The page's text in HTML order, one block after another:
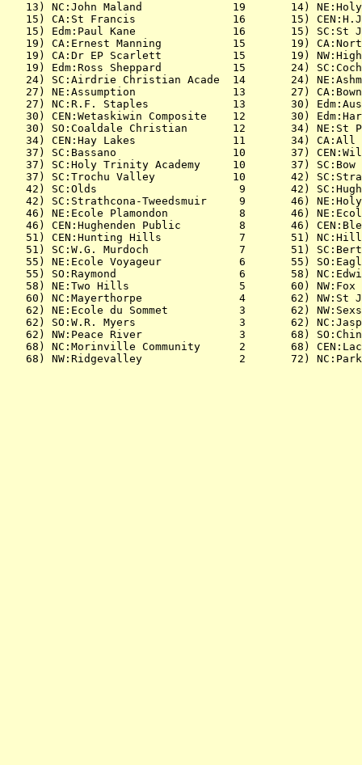
13) NC:John Maland              19       14)
15) CA:St Francis               16       15)
15) Edm:Paul Kane               16       15)
19) CA:Ernest Manning           15       19)
19) CA:Dr EP Scarlett           15       19)
19) Edm:Ross Sheppard           15       24)
24) SC:Airdrie Christian Acade  14       24)
27) NE:Assumption               13       27)
27) NC:R.F. Staples             13       30)
30) CEN:Wetaskiwin Composite    12       30)
30) SO:Coaldale Christian       12       34)
34) CEN:Hay Lakes               11       34)
37) SC:Bassano                  10       37)
37) SC:Holy Trinity Academy     10       37)
37) SC:Trochu Valley            10       42)
42) SC:Olds                      9       42)
42) SC:Strathcona-Tweedsmuir     9       46)
46) NE:Ecole Plamondon           8       46)
46) CEN:Hughenden Public         8       46)
51) CEN:Hunting Hills            7       51)
51) SC:W.G. Murdoch              7       51)
55) NE:Ecole Voyageur            6       55)
55) SO:Raymond                   6       58)
58) NE:Two Hills                 5       60)
60) NC:Mayerthorpe               4       62)
62) NE:Ecole du Sommet           3       62)
62) SO:W.R. Myers                3       62)
62) NW:Peace River               3       68)
68) NC:Morinville Community      2       68)